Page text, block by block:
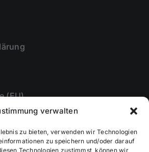
verwalten
zu bieten, verwenden wir Technologien
zu speichern und/oder darauf
Technologien zustimmst, können wir
(EU)